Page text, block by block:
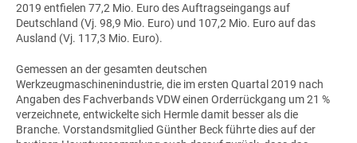
2019 entfielen 77,2 Mio. Euro des Auftragseingangs auf
Deutschland (Vj. 98,9 Mio. Euro) und 107,2 Mio. Euro auf das
Ausland (Vj. 117,3 Mio. Euro).
Gemessen an der gesamten deutschen
Werkzeugmaschinenindustrie, die im ersten Quartal 2019 nach
Angaben des Fachverbands VDW einen Orderrückgang um 21 %
verzeichnete, entwickelte sich Hermle damit besser als die
Branche. Vorstandsmitglied Günther Beck führte dies auf der